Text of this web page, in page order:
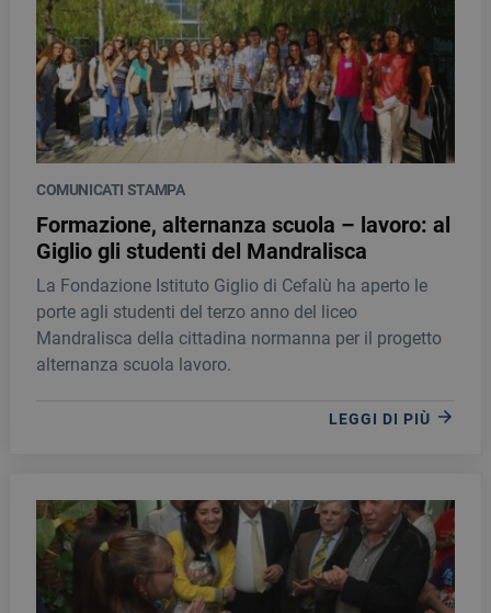
COMUNICATI STAMPA
Formazione, alternanza scuola – lavoro: al
Giglio gli studenti del Mandralisca
La Fondazione Istituto Giglio di Cefalù ha aperto le
porte agli studenti del terzo anno del liceo
Mandralisca della cittadina normanna per il progetto
alternanza scuola lavoro.
LEGGI DI PIÙ